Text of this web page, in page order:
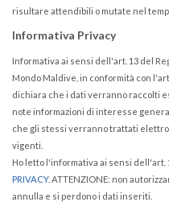
risultare attendibili o mutate nel
Informativa Privacy
Informativa ai sensi dell'art. 13 del
Mondo Maldive, in conformità con
dichiara che i dati verranno raccolti
note informazioni di interesse
che gli stessi verranno trattati
vigenti.
Ho letto l'informativa ai sensi dell'art.
PRIVACY. ATTENZIONE: non
annulla e si perdono i dati inseriti.